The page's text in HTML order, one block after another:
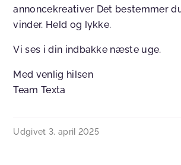
annoncekreativer Det bestemmer
vinder. Held og lykke.
Vi ses i din indbakke næste uge.
Med venlig hilsen
Team Texta
Udgivet 3. april 2025